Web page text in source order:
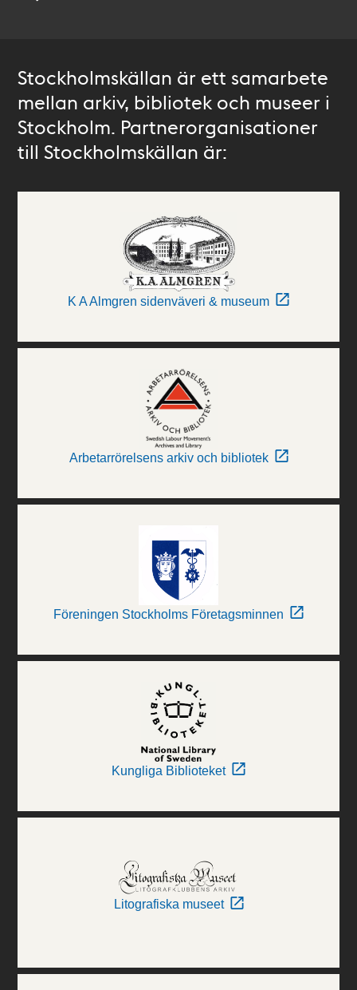
Stockholmskällan är ett samarbete
mellan arkiv, bibliotek och museer i
Stockholm. Partnerorganisationer
till Stockholmskällan är:
K A Almgren sidenväveri & museum
Arbetarrörelsens arkiv och bibliotek
Föreningen Stockholms Företagsminnen
Kungliga Biblioteket
Litografiska museet